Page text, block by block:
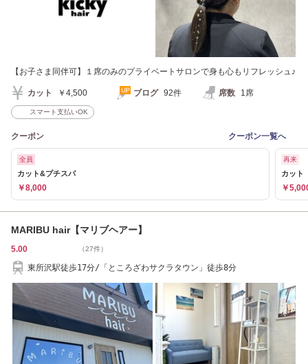
【お子さま同伴可】１席のみのプライベートサロンで身も心もリフレッシュ♪
カット ￥4,500 ブログ 92件 席数 1席
スマート支払いOK
クーポン クーポン一覧へ
全員
カット&プチスパ
￥8,000
再来
カット
￥
MARIBU hair【マリブヘアー】
5.00 （27件）
東所沢駅徒歩17分/「ところざわサクラタウン」徒歩8分